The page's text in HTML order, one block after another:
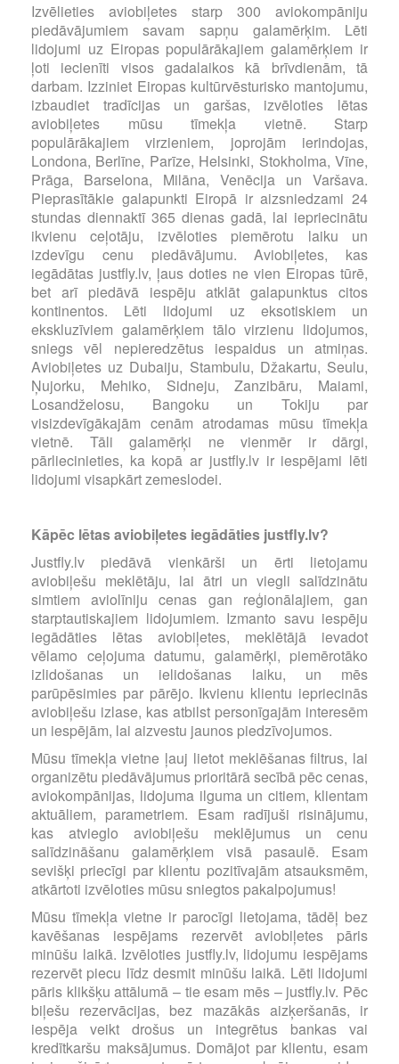
Izvēlieties aviobiļetes starp 300 aviokompāniju
piedāvājumiem savam sapņu galamērķim. Lēti
lidojumi uz Eiropas populārākajiem galamērķiem ir
ļoti iecienīti visos gadalaikos kā brīvdienām, tā
darbam. Izziniet Eiropas kultūrvēsturisko mantojumu,
izbaudiet tradīcijas un garšas, izvēloties lētas
aviobiļetes mūsu tīmekļa vietnē. Starp
populārākajiem virzieniem, joprojām ierindojas,
Londona, Berlīne, Parīze, Helsinki, Stokholma, Vīne,
Prāga, Barselona, Milāna, Venēcija un Varšava.
Pieprasītākie galapunkti Eiropā ir aizsniedzami 24
stundas diennaktī 365 dienas gadā, lai iepriecinātu
ikvienu ceļotāju, izvēloties piemērotu laiku un
izdevīgu cenu piedāvājumu. Aviobiļetes, kas
iegādātas justfly.lv, ļaus doties ne vien Eiropas tūrē,
bet arī piedāvā iespēju atklāt galapunktus citos
kontinentos. Lēti lidojumi uz eksotiskiem un
ekskluzīviem galamērķiem tālo virzienu lidojumos,
sniegs vēl nepieredzētus iespaidus un atmiņas.
Aviobiļetes uz Dubaiju, Stambulu, Džakartu, Seulu,
Ņujorku, Mehiko, Sidneju, Zanzibāru, Maiami,
Losandželosu, Bangoku un Tokiju par
visizdevīgākajām cenām atrodamas mūsu tīmekļa
vietnē. Tāli galamērķi ne vienmēr ir dārgi,
pārliecinieties, ka kopā ar justfly.lv ir iespējami lēti
lidojumi visapkārt zemeslodei.
Kāpēc lētas aviobiļetes iegādāties justfly.lv?
Justfly.lv piedāvā vienkārši un ērti lietojamu
aviobiļešu meklētāju, lai ātri un viegli salīdzinātu
simtiem aviolīniju cenas gan reģionālajiem, gan
starptautiskajiem lidojumiem. Izmanto savu iespēju
iegādāties lētas aviobiļetes, meklētājā ievadot
vēlamo ceļojuma datumu, galamērķi, piemērotāko
izlidošanas un ielidošanas laiku, un mēs
parūpēsimies par pārējo. Ikvienu klientu iepriecinās
aviobiļešu izlase, kas atbilst personīgajām interesēm
un iespējām, lai aizvestu jaunos piedzīvojumos.
Mūsu tīmekļa vietne ļauj lietot meklēšanas filtrus, lai
organizētu piedāvājumus prioritārā secībā pēc cenas,
aviokompānijas, lidojuma ilguma un citiem, klientam
aktuāliem, parametriem. Esam radījuši risinājumu,
kas atvieglo aviobiļešu meklējumus un cenu
salīdzināšanu galamērķiem visā pasaulē. Esam
sevišķi priecīgi par klientu pozitīvajām atsauksmēm,
atkārtoti izvēloties mūsu sniegtos pakalpojumus!
Mūsu tīmekļa vietne ir parocīgi lietojama, tādēļ bez
kavēšanas iespējams rezervēt aviobiļetes pāris
minūšu laikā. Izvēloties justfly.lv, lidojumu iespējams
rezervēt piecu līdz desmit minūšu laikā. Lēti lidojumi
pāris klikšķu attālumā – tie esam mēs – justfly.lv. Pēc
biļešu rezervācijas, bez mazākās aizķeršanās, ir
iespēja veikt drošus un integrētus bankas vai
kredītkaršu maksājumus. Domājot par klientu, esam